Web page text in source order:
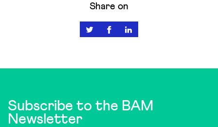
Share on
Subscribe to the BAM
Newsletter